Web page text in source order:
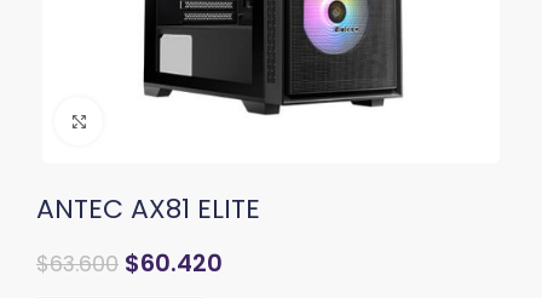
Clic para ampliar
ANTEC AX81 ELITE
$63.600 $60.420